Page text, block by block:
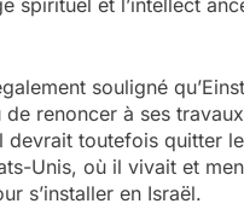
souligné
de renoncer à ses travaux
devrait toutefois quitter
Unis, où il vivait et
s’installer en Israël.